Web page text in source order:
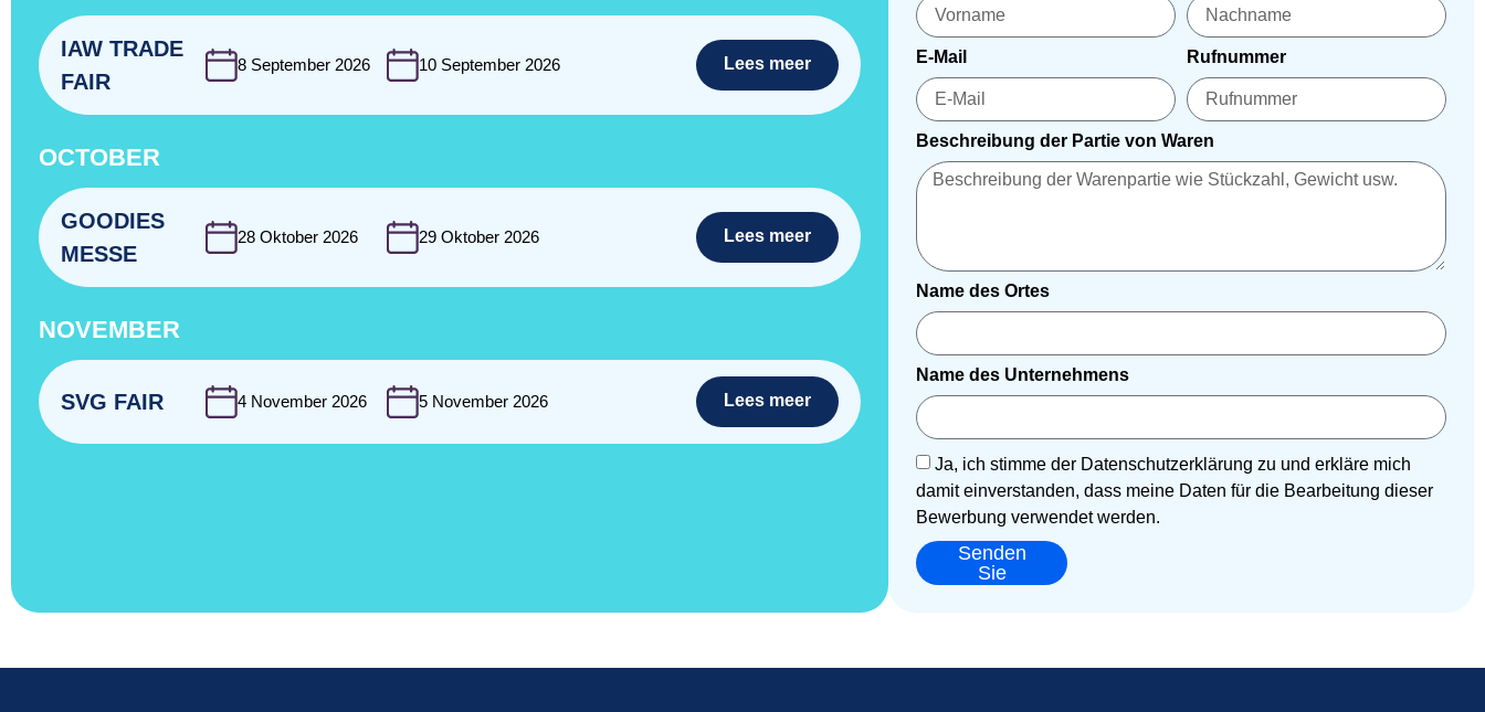
IAW TRADE
FAIR
8 September 2026 10 September 2026 Lees meer
OCTOBER
GOODIES
MESSE
28 Oktober 2026 29 Oktober 2026 Lees meer
NOVEMBER
SVG FAIR 4 November 2026 5 November 2026 Lees meer
E-Mail Rufnummer
Beschreibung der Partie von Waren
Name des Ortes
Name des Unternehmens
Ja, ich stimme der Datenschutzerklärung zu und erkläre mich
damit einverstanden, dass meine Daten für die Bearbeitung dieser
Bewerbung verwendet werden.
Senden
Sie